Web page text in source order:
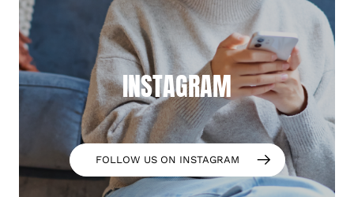
INSTAGRAM
FOLLOW US ON INSTAGRAM